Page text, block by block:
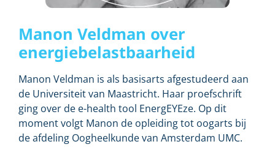
Manon Veldman over
energiebelastbaarheid
Manon Veldman is als basisarts afgestudeerd aan
de Universiteit van Maastricht. Haar proefschrift
ging over de e-health tool EnergEYEze. Op dit
moment volgt Manon de opleiding tot oogarts bij
de afdeling Oogheelkunde van Amsterdam UMC.